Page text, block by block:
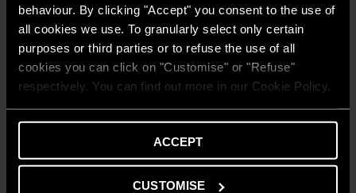
behaviour. By clicking "Accept" you consent to the use of
all cookies we use. To granularly select only certain
purposes or third parties or to refuse the use of all
cookies you can click on "Customise" or "Refuse"
respectively. You can find out more in our Cookie Policy.
ACCEPT
CUSTOMISE
Bollitore monoserpentino di grandi dimensioni con ampia
superficie di scambio. Per applicazioni con pompe di calore in
cascata.
SCOPRI